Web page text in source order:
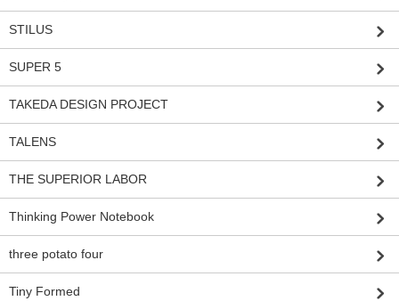
STILUS
SUPER 5
TAKEDA DESIGN PROJECT
TALENS
THE SUPERIOR LABOR
Thinking Power Notebook
three potato four
Tiny Formed